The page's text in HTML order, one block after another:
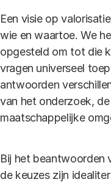
Een visie op
wie en waartoe. We
opgesteld om tot die
vragen universeel
antwoorden
van het onderzoek,
maatschappelijke
Bij het beantwoorden
de keuzes zijn